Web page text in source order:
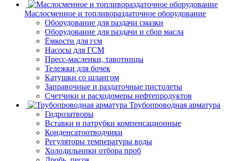
Маслосменное и топливораздаточное оборудование
Оборудование для раздачи смазки
Оборудование для раздачи и сбор масла
Ёмкости для гсм
Насосы для ГСМ
Пресс-масленки, тавотницы
Тележки для бочек
Катушки со шлангом
Заправочные и раздаточные пистолеты
Счетчики и расходомеры нефтепродуктов
Трубопроводная арматура
Гидрозатворы
Вставки и патрубки компенсационные
Конденсатоотводчики
Регуляторы температуры воды
Холодильники отбора проб